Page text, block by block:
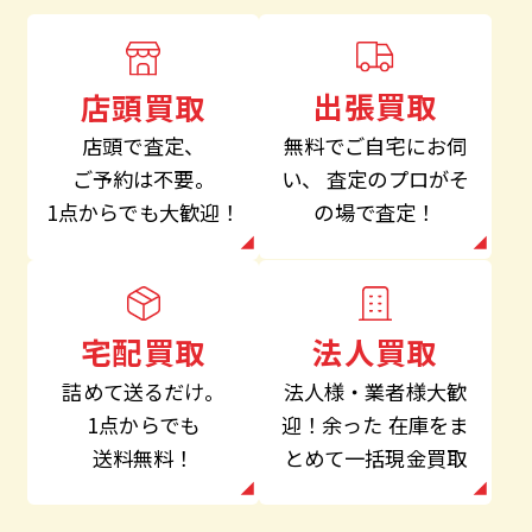
店頭買取
店頭で査定、
ご予約は不要。
1点からでも大歓迎！
出張買取
無料でご自宅にお伺
い、
査定のプロがそ
の場で査定！
宅配買取
詰めて送るだけ。
1点からでも
送料無料！
法人買取
法人様・業者様大歓
迎！余った 在庫をま
とめて一括現金買取